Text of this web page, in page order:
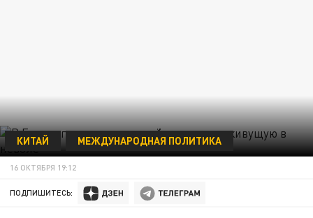
КИТАЙ МЕЖДУНАРОДНАЯ ПОЛИТИКА
16 ОКТЯБРЯ 19:12
ПОДПИШИТЕСЬ: